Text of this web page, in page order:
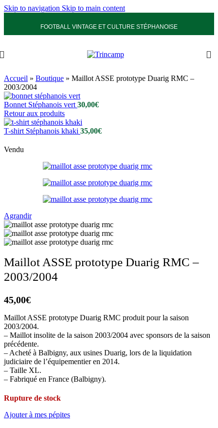
Skip to navigation Skip to main content
FOOTBALL VINTAGE ET CULTURE STÉPHANOISE
Accueil » Boutique » Maillot ASSE prototype Duarig RMC –
2003/2004
Bonnet Stéphanois vert 30,00€
Retour aux produits
T-shirt Stéphanois khaki 35,00€
Vendu
Agrandir
Maillot ASSE prototype Duarig RMC –
2003/2004
45,00€
Maillot ASSE prototype Duarig RMC produit pour la saison
2003/2004.
– Maillot insolite de la saison 2003/2004 avec sponsors de la saison
précédente.
– Acheté à Balbigny, aux usines Duarig, lors de la liquidation
judiciaire de l’équipementier en 2014.
– Taille XL.
– Fabriqué en France (Balbigny).
Rupture de stock
Ajouter à mes pépites